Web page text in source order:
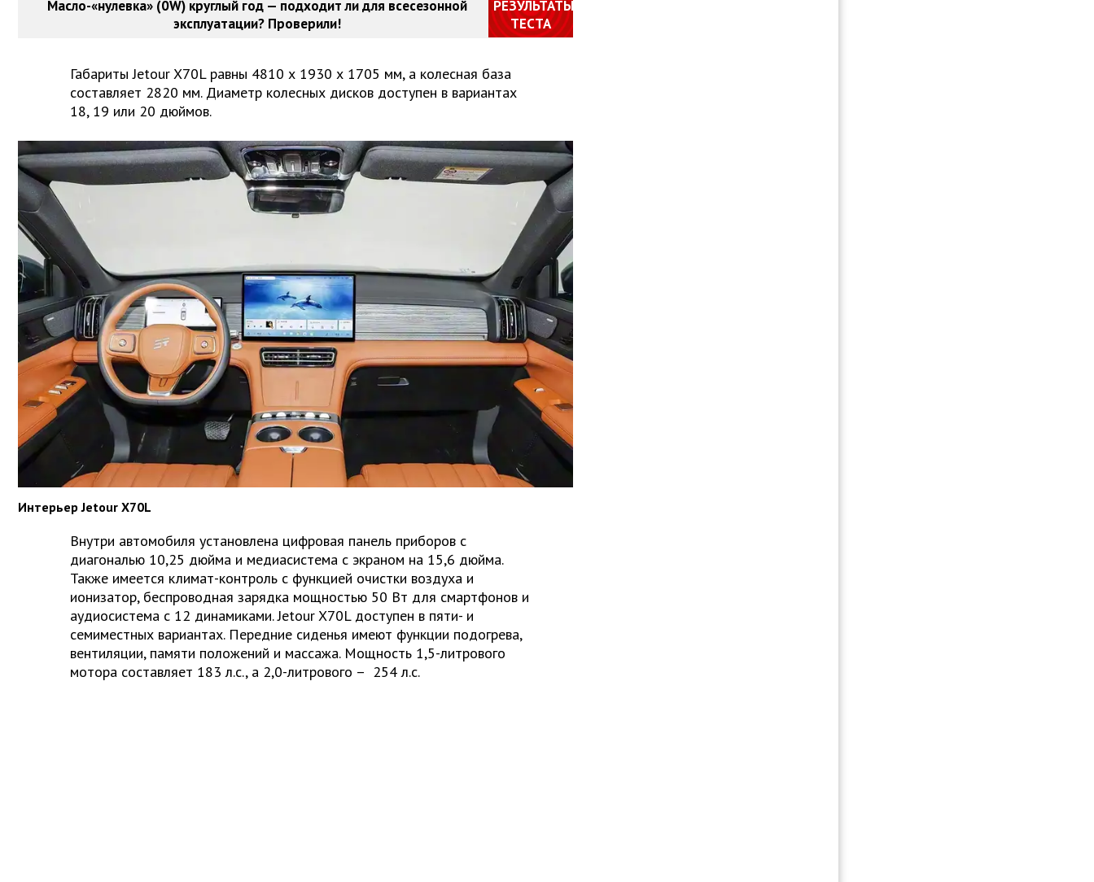
Масло-«нулевка» (0W) круглый год — подходит ли для всесезонной
эксплуатации? Проверили!
РЕЗУЛЬТАТЫ
ТЕСТА
Габариты Jetour X70L равны 4810 х 1930 х 1705 мм, а колесная база
составляет 2820 мм. Диаметр колесных дисков доступен в вариантах
18, 19 или 20 дюймов.
Интерьер Jetour X70L
Внутри автомобиля установлена цифровая панель приборов с
диагональю 10,25 дюйма и медиасистема с экраном на 15,6 дюйма.
Также имеется климат-контроль с функцией очистки воздуха и
ионизатор, беспроводная зарядка мощностью 50 Вт для смартфонов и
аудиосистема с 12 динамиками. Jetour X70L доступен в пяти- и
семиместных вариантах. Передние сиденья имеют функции подогрева,
вентиляции, памяти положений и массажа. Мощность 1,5-литрового
мотора составляет 183 л.с., а 2,0-литрового – 254 л.с.